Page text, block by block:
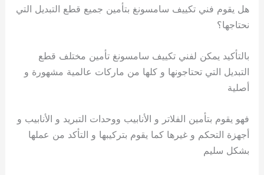
هل يقوم فني تكييف سامسونغ بتأمين جميع قطع التبديل التي
نحتاجها؟
بالتأكيد يمكن لفني تكييف سامسونغ تأمين مختلف قطع
التبديل التي تحتاجونها و كلها من ماركات عالمية مشهورة و
أصلية
فهو يقوم بتأمين الفلاتر و الأنابيب ووحدات التبريد و الأنابيب و
أجهزة التحكم و غيرها كما يقوم بتركيبها و التأكد من عملها
بشكل سليم